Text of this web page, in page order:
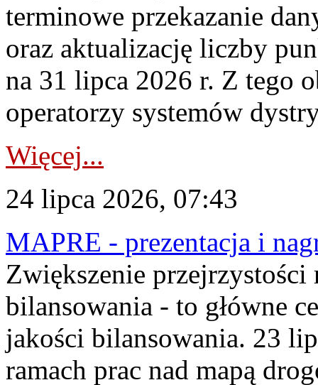
terminowe przekazanie
oraz aktualizację liczby
na 31 lipca 2026 r. Z tego
operatorzy systemów
Więcej...
24 lipca 2026, 07:43
MAPRE - prezentacja i
Zwiększenie
bilansowania - to główne
jakości bilansowania. 23
ramach prac nad mapą